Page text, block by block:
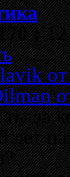
:12
за
лет